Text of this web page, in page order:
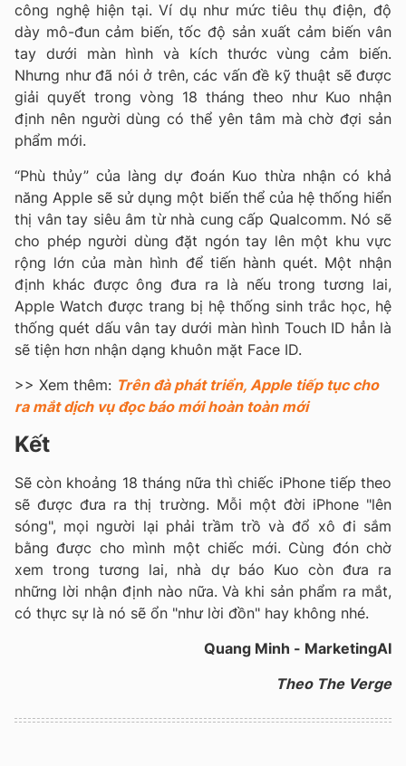
công nghệ hiện tại. Ví dụ như mức tiêu thụ điện, độ
dày mô-đun cảm biến, tốc độ sản xuất cảm biến vân
tay dưới màn hình và kích thước vùng cảm biến.
Nhưng như đã nói ở trên, các vấn đề kỹ thuật sẽ được
giải quyết trong vòng 18 tháng theo như Kuo nhận
định nên người dùng có thể yên tâm mà chờ đợi sản
phẩm mới.
“Phù thủy” của làng dự đoán Kuo thừa nhận có khả
năng Apple sẽ sử dụng một biến thể của hệ thống hiển
thị vân tay siêu âm từ nhà cung cấp Qualcomm. Nó sẽ
cho phép người dùng đặt ngón tay lên một khu vực
rộng lớn của màn hình để tiến hành quét. Một nhận
định khác được ông đưa ra là nếu trong tương lai,
Apple Watch được trang bị hệ thống sinh trắc học, hệ
thống quét dấu vân tay dưới màn hình Touch ID hẳn là
sẽ tiện hơn nhận dạng khuôn mặt Face ID.
>> Xem thêm: Trên đà phát triển, Apple tiếp tục cho
ra mắt dịch vụ đọc báo mới hoàn toàn mới
Kết
Sẽ còn khoảng 18 tháng nữa thì chiếc iPhone tiếp theo
sẽ được đưa ra thị trường. Mỗi một đời iPhone "lên
sóng", mọi người lại phải trầm trồ và đổ xô đi sắm
bằng được cho mình một chiếc mới. Cùng đón chờ
xem trong tương lai, nhà dự báo Kuo còn đưa ra
những lời nhận định nào nữa. Và khi sản phẩm ra mắt,
có thực sự là nó sẽ ổn "như lời đồn" hay không nhé.
Quang Minh - MarketingAI
Theo The Verge